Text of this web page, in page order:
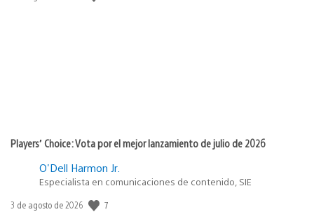
Players’ Choice: Vota por el mejor lanzamiento de julio de 2026
O'Dell Harmon Jr.
Especialista en comunicaciones de contenido, SIE
Fecha
3 de agosto de 2026 7